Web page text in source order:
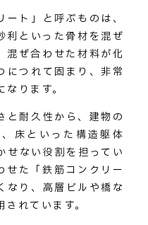
ト」と呼ぶものは、
利といった骨材を混ぜ
混ぜ合わせた材料が化
につれて固まり、非常
ります。
と耐久性から、建物の
床といった構造躯体
せない役割を担ってい
せた「鉄筋コンクリー
なり、高層ビルや橋な
れています。